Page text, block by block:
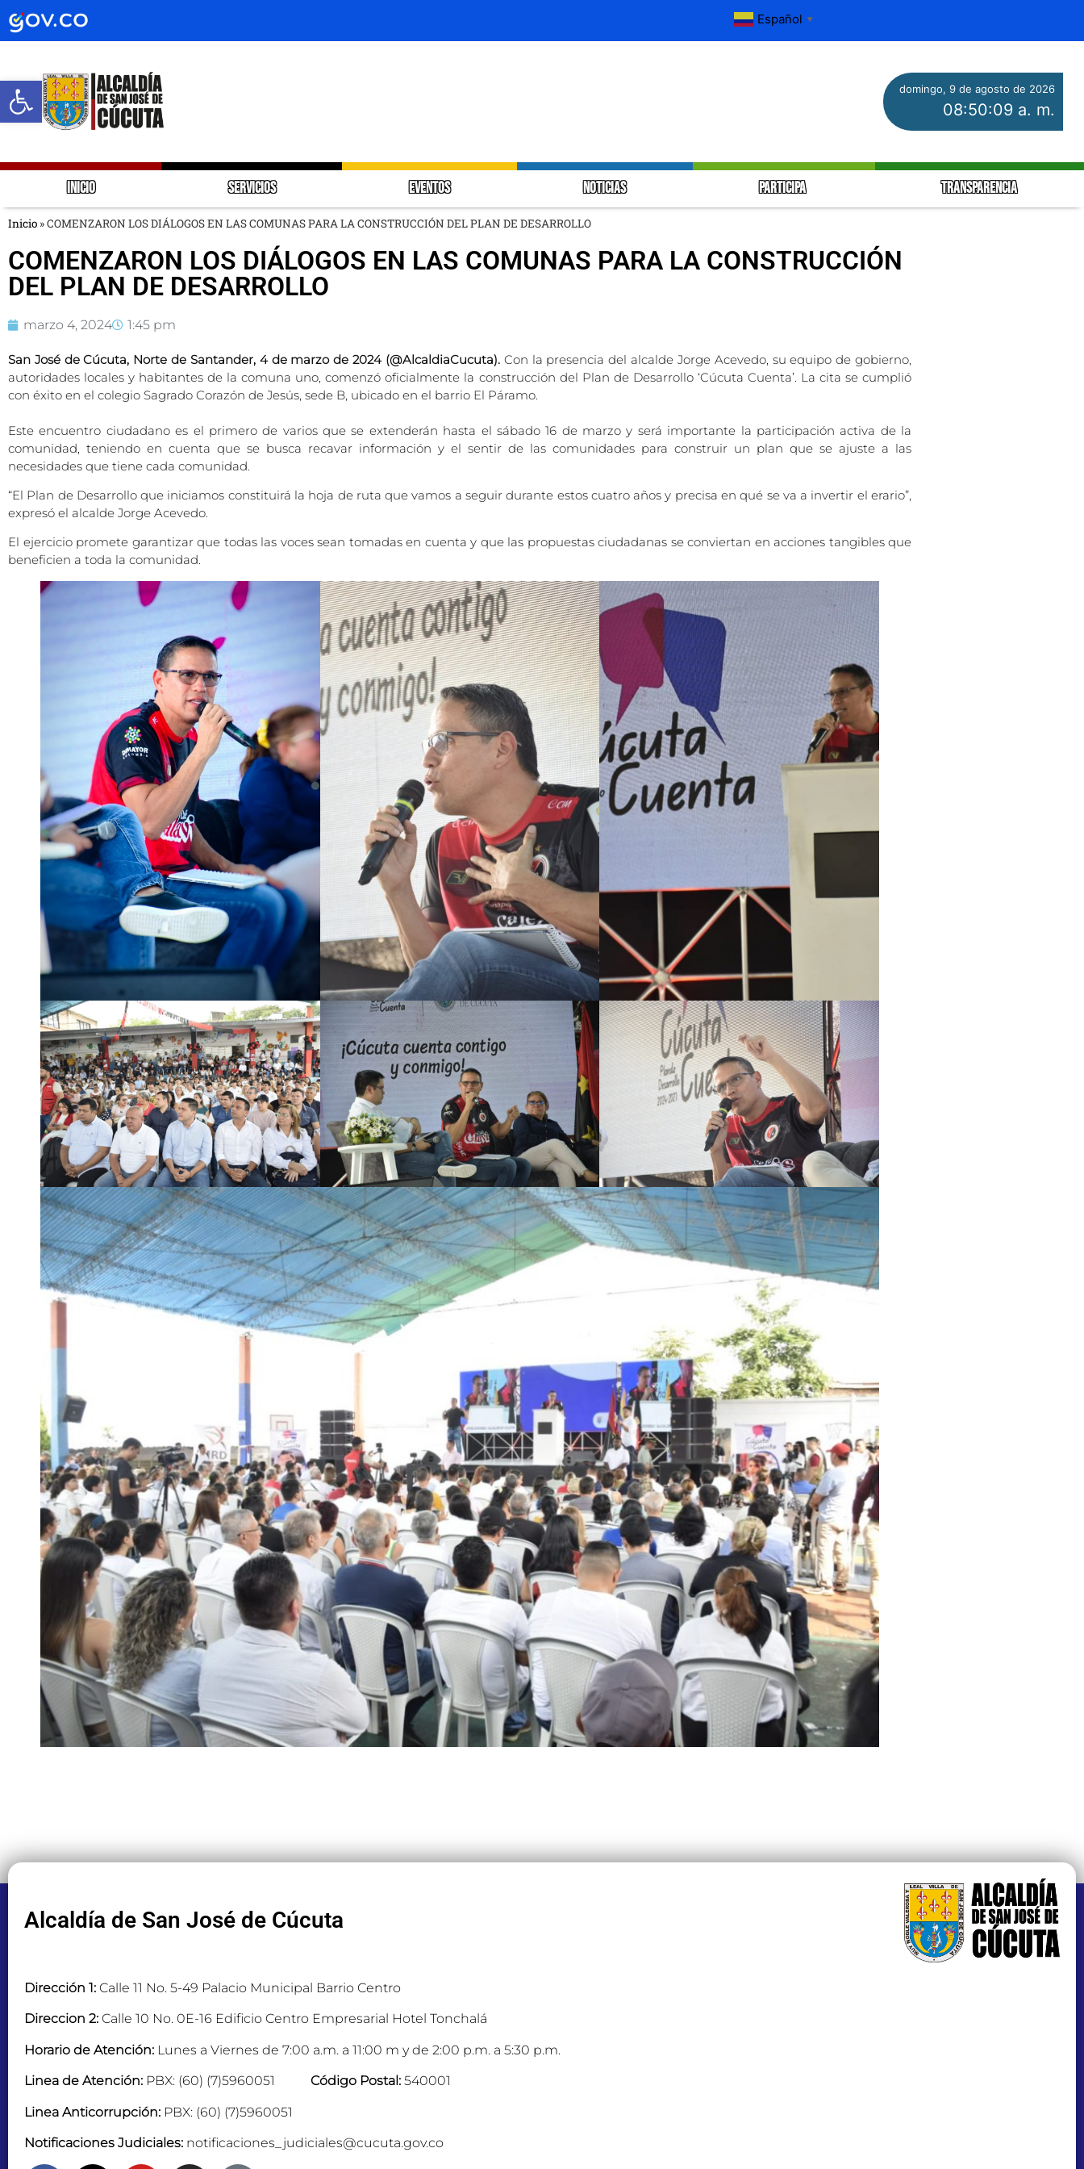
Abrir barra de herramientas
Español ▼
domingo, 9 de agosto de 2026
08:50:11 a. m.
INICIO SERVICIOS EVENTOS NOTICIAS PARTICIPA TRANSPARENCIA
Inicio »COMENZARON LOS DIÁLOGOS EN LAS COMUNAS PARA LA CONSTRUCCIÓN DEL PLAN DE DESARROLLO
COMENZARON LOS DIÁLOGOS EN LAS COMUNAS PARA LA CONSTRUCCIÓN
DEL PLAN DE DESARROLLO
marzo 4, 2024 1:45 pm
San José de Cúcuta, Norte de Santander, 4 de marzo de 2024 (@AlcaldiaCucuta). Con la presencia del alcalde Jorge Acevedo, su equipo de gobierno,
autoridades locales y habitantes de la comuna uno, comenzó oficialmente la construcción del Plan de Desarrollo ‘Cúcuta Cuenta’. La cita se cumplió
con éxito en el colegio Sagrado Corazón de Jesús, sede B, ubicado en el barrio El Páramo.
Este encuentro ciudadano es el primero de varios que se extenderán hasta el sábado 16 de marzo y será importante la participación activa de la
comunidad, teniendo en cuenta que se busca recavar información y el sentir de las comunidades para construir un plan que se ajuste a las
necesidades que tiene cada comunidad.
“El Plan de Desarrollo que iniciamos constituirá la hoja de ruta que vamos a seguir durante estos cuatro años y precisa en qué se va a invertir el erario”,
expresó el alcalde Jorge Acevedo.
El ejercicio promete garantizar que todas las voces sean tomadas en cuenta y que las propuestas ciudadanas se conviertan en acciones tangibles que
beneficien a toda la comunidad.
Alcaldía de San José de Cúcuta
Dirección 1: Calle 11 No. 5-49 Palacio Municipal Barrio Centro
Direccion 2: Calle 10 No. 0E-16 Edificio Centro Empresarial Hotel Tonchalá
Horario de Atención: Lunes a Viernes de 7:00 a.m. a 11:00 m y de 2:00 p.m. a 5:30 p.m.
Linea de Atención: PBX: (60) (7)5960051 Código Postal: 540001
Linea Anticorrupción: PBX: (60) (7)5960051
Notificaciones Judiciales: notificaciones_judiciales@cucuta.gov.co